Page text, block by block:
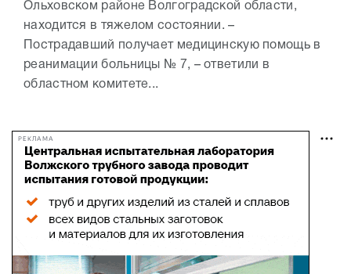
Ольховском районе Волгоградской области,
находится в тяжелом состоянии. –
Пострадавший получает медицинскую помощь в
реанимации больницы № 7, – ответили в
областном комитете...
РЕКЛАМА